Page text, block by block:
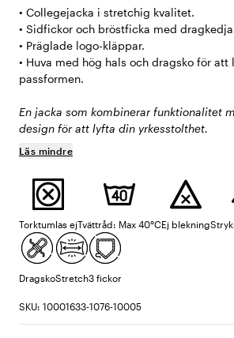
• Collegejacka i stretchig kvalitet.
• Sidfickor och bröstficka med
• Präglade logo-kläppar.
• Huva med hög hals och dragsko för att
passformen.
En jacka som kombinerar funktionalitet
design för att lyfta din yrkesstolthet.
Läs mindre
Torktumlas ejTvättråd: Max 40°CEj blekning
DragskoStretch3 fickor
SKU: 10001633-1076-10005